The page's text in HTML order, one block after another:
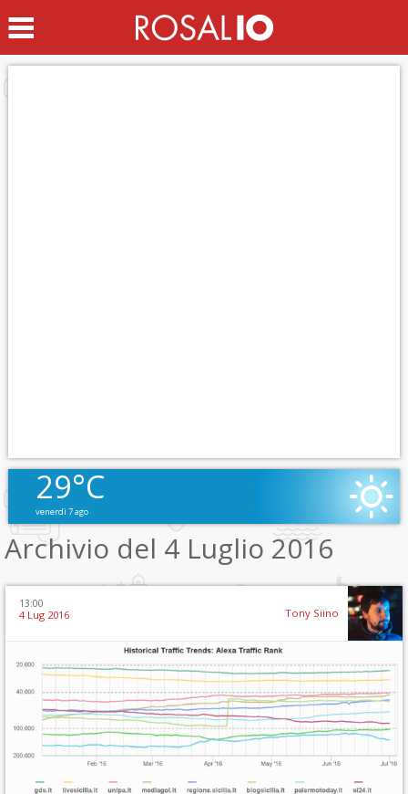
29°C
venerdì 7 ago
Archivio del 4 Luglio 2016
13:00
4 Lug 2016 Tony Siino